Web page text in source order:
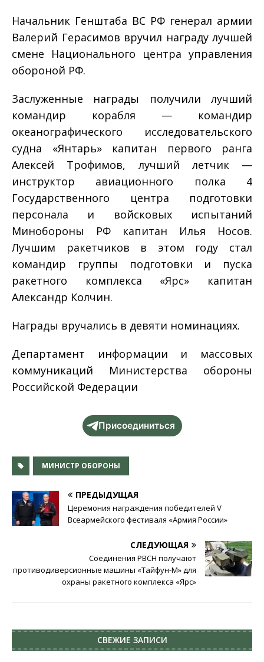
Начальник Генштаба ВС РФ генерал армии
Валерий Герасимов вручил награду лучшей
смене Национального центра управления
обороной РФ.
Заслуженные награды получили лучший
командир корабля — командир
океанографического исследовательского
судна «Янтарь» капитан первого ранга
Алексей Трофимов, лучший летчик —
инструктор авиационного полка 4
Государственного центра подготовки
персонала и войсковых испытаний
Минобороны РФ капитан Илья Носов.
Лучшим ракетчиков в этом году стал
командир группы подготовки и пуска
ракетного комплекса «Ярс» капитан
Александр Колчин.
Награды вручались в девяти номинациях.
Департамент информации и массовых
коммуникаций Министерства обороны
Российской Федерации
Присоединиться
МИНИСТР ОБОРОНЫ
ПРЕДЫДУЩАЯ
Церемония награждения победителей V
Всеармейского фестиваля «Армия России»
СЛЕДУЮЩАЯ
Соединения РВСН получают
противодиверсионные машины «Тайфун-М» для
охраны ракетного комплекса «Ярс»
СВЕЖИЕ ЗАПИСИ